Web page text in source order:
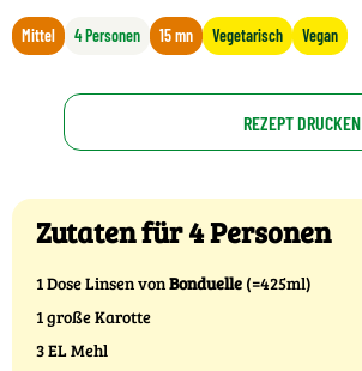
Mittel 4 Personen 15 mn Vegetarisch Vegan
REZEPT DRUCKEN
Zutaten für 4 Personen
1 Dose Linsen vonBonduelle (=425ml)
1 große Karotte
3 EL Mehl